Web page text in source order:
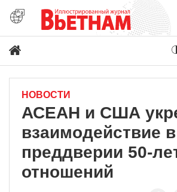
НОВОСТИ
АСЕАН и США
взаимодействие в
преддверии 50-
отношений